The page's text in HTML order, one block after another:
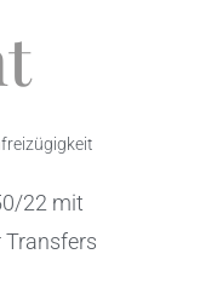
22 mit
Transfers